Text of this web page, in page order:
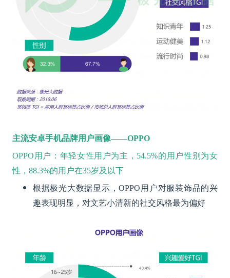
主流安卓手机品牌用户画像——OPPO
OPPO用户：年轻女性用户为主，54.5%的用户性别为女
性，88.3%的用户在35岁及以下
根据极光大数据显示，OPPO用户对服装饰品的兴
趣表现明显，对文艺小清新的社交风格最为偏好